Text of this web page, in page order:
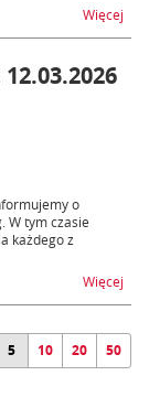
Więcej
o
W tym czasie
każdego z
Więcej
5 10 20 50